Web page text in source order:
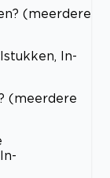
(meerdere
In-
(meerdere